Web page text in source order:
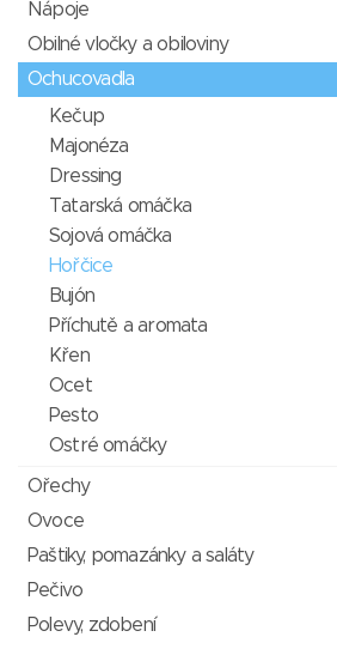
Nápoje
Obilné vločky a obiloviny
Ochucovadla
Kečup
Majonéza
Dressing
Tatarská omáčka
Sojová omáčka
Hořčice
Bujón
Příchutě a aromata
Křen
Ocet
Pesto
Ostré omáčky
Ořechy
Ovoce
Paštiky, pomazánky a saláty
Pečivo
Polevy, zdobení